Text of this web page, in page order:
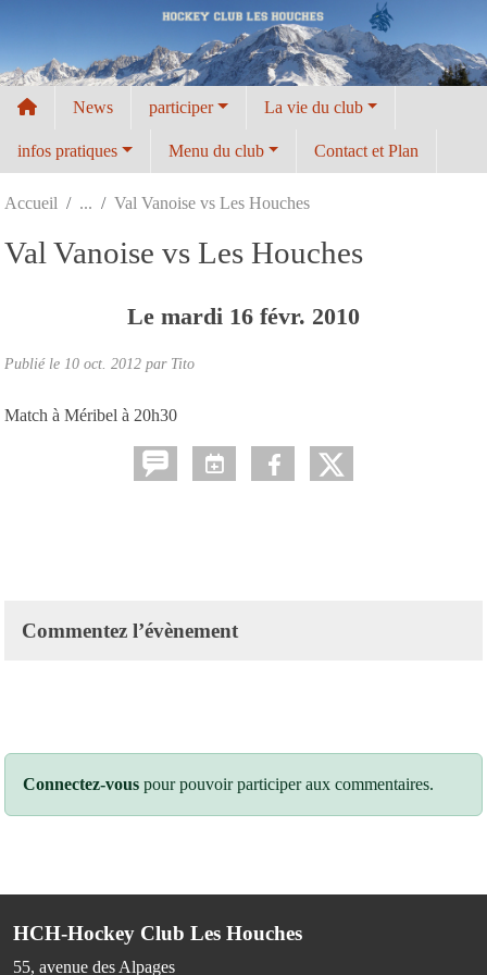
News participer La vie du club
infos pratiques Menu du club Contact et Plan
Accueil Val Vanoise vs Les Houches
Val Vanoise vs Les Houches
Le mardi 16 févr. 2010
Publié le 10 oct. 2012 par Tito
Match à Méribel à 20h30
Commentez l’évènement
Connectez-vous pour pouvoir participer aux commentaires.
HCH-Hockey Club Les Houches
55, avenue des Alpages
Panneau de gestion des cookies